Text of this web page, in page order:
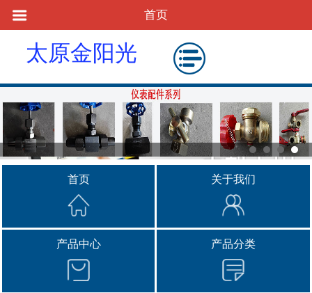
首页
太原金阳光
物资供应站
首页 关于我们
产品中心 产品分类